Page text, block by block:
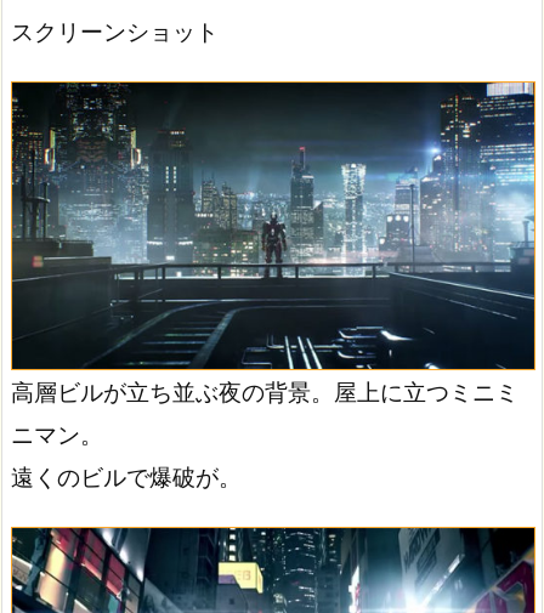
スクリーンショット
高層ビルが立ち並ぶ夜の背景。屋上に立つミニミ
ニマン。
遠くのビルで爆破が。